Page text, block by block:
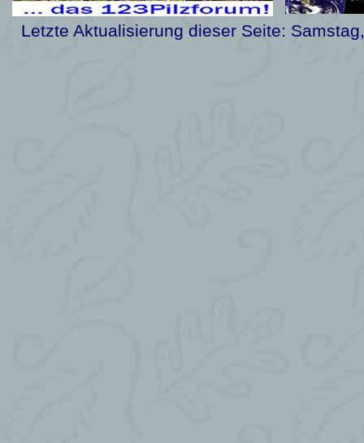
Letzte Aktualisierung dieser Seite: